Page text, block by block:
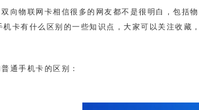
向物联网卡相信很多的网友都不是很明白，包括
机卡有什么区别的一些知识点，大家可以关注收藏
通手机卡的区别：